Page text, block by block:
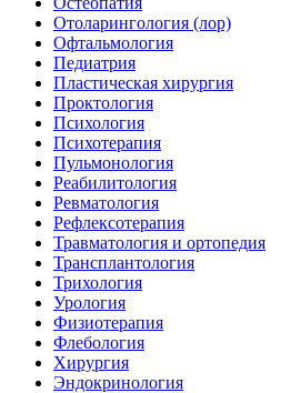
Отоларингология (лор)
Офтальмология
Педиатрия
Пластическая хирургия
Проктология
Психология
Психотерапия
Пульмонология
Реабилитология
Ревматология
Рефлексотерапия
Травматология и ортопедия
Трансплантология
Трихология
Урология
Физиотерапия
Флебология
Хирургия
Эндокринология